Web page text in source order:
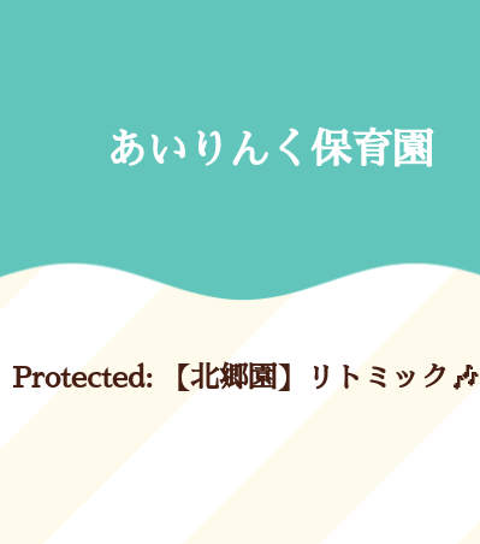
あいりんく保育園
Protected: 【北郷園】リトミック🎶